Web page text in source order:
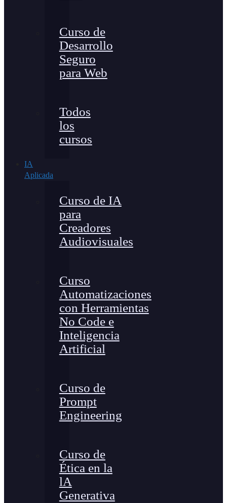
Curso de
Desarrollo
Seguro
para Web
Todos
los
cursos
IA
Aplicada
Curso de IA
para
Creadores
Audiovisuales
Curso
Automatizaciones
con Herramientas
No Code e
Inteligencia
Artificial
Curso de
Prompt
Engineering
Curso de
Ética en la
lA
Generativa